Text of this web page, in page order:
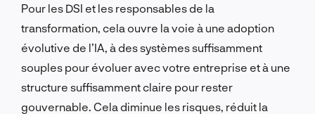
Pour les DSI et les responsables de la
transformation, cela ouvre la voie à une adoption
évolutive de l’IA, à des systèmes suffisamment
souples pour évoluer avec votre entreprise et à une
structure suffisamment claire pour rester
gouvernable. Cela diminue les risques, réduit la